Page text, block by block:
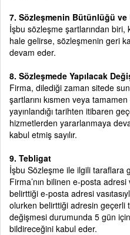
7. Sözleşmenin Bütünlüğü
İşbu sözleşme şartlarından
hale gelirse, sözleşmenin geri
devam eder.
8. Sözleşmede Yapılacak
Firma, dilediği zaman sitede
şartlarını kısmen veya
yayınlandığı tarihten itibaren
hizmetlerden yararlanmaya
kabul etmiş sayılır.
9. Tebligat
İşbu Sözleşme ile ilgili taraflara
Firma’nın bilinen e-posta adresi
belirttiği e-posta adresi
olurken belirttiği adresin geçerli
değişmesi durumunda 5 gün
bildireceğini kabul eder.